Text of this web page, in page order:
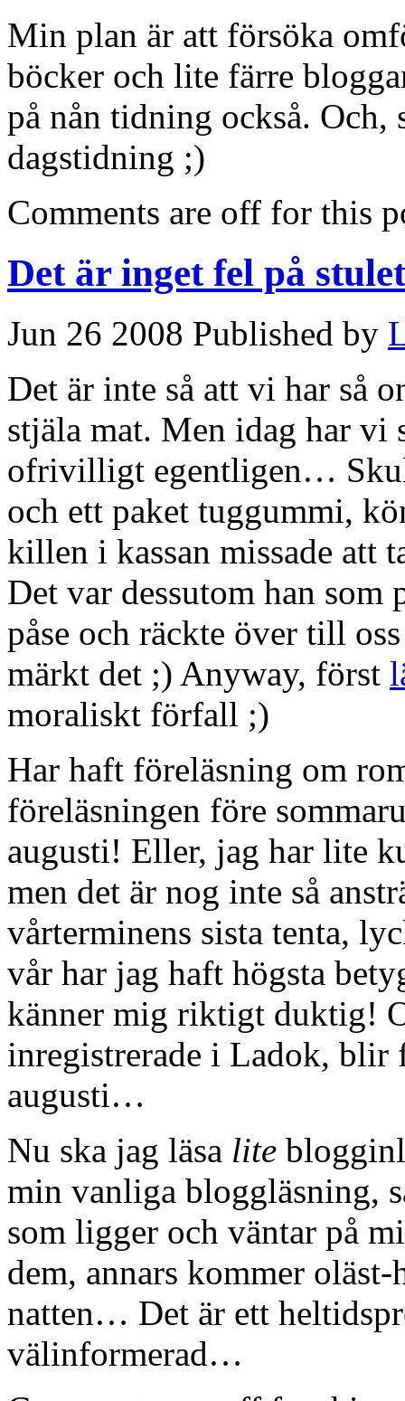
Min plan är att försöka
böcker och lite färre
på nån tidning också. Och,
dagstidning ;)
Comments are off for this
Det är inget fel på
Jun 26 2008 Published by
Det är inte så att vi har så
stjäla mat. Men idag har
ofrivilligt egentligen…
och ett paket tuggummi,
killen i kassan missade att
Det var dessutom han som
påse och räckte över till
märkt det ;) Anyway, först
moraliskt förfall ;)
Har haft föreläsning om
föreläsningen före
augusti! Eller, jag har lite
men det är nog inte så
vårterminens sista tenta,
vår har jag haft högsta
känner mig riktigt duktig!
inregistrerade i Ladok,
augusti…
Nu ska jag läsa lite
min vanliga bloggläsning,
som ligger och väntar på
dem, annars kommer
natten… Det är ett
välinformerad…